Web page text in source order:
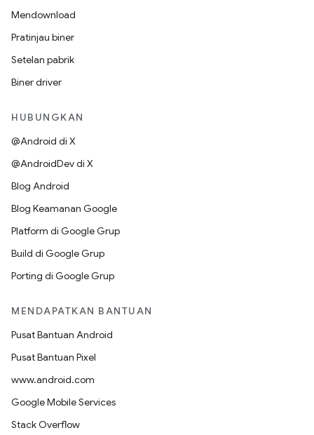
Mendownload
Pratinjau biner
Setelan pabrik
Biner driver
HUBUNGKAN
@Android di X
@AndroidDev di X
Blog Android
Blog Keamanan Google
Platform di Google Grup
Build di Google Grup
Porting di Google Grup
MENDAPATKAN BANTUAN
Pusat Bantuan Android
Pusat Bantuan Pixel
www.android.com
Google Mobile Services
Stack Overflow